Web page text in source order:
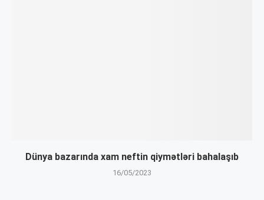
Dünya bazarında xam neftin qiymətləri bahalaşıb
16/05/2023